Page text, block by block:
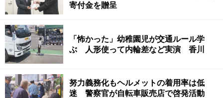
寄付金を贈呈
「怖かった」幼稚園児が交通ルール学
ぶ 人形使って内輪差など実演 香川
努力義務化もヘルメットの着用率は低
迷 警察官が自転車販売店で啓発活動